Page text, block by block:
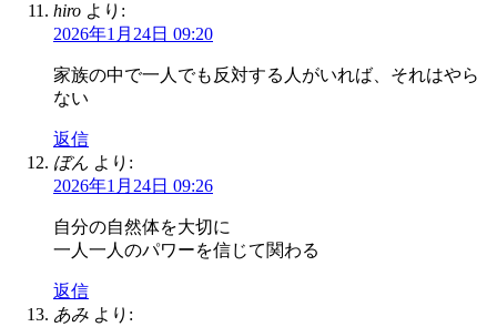
hiro より:
2026年1月24日 09:20
家族の中で一人でも反対する人がいれば、それはやら
ない
返信
ぼん より:
2026年1月24日 09:26
自分の自然体を大切に
一人一人のパワーを信じて関わる
返信
あみ より: